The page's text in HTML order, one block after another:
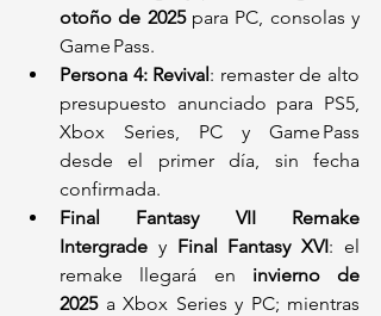
otoño de 2025 para PC, consolas y
Game Pass.
Persona 4: Revival: remaster de alto
presupuesto anunciado para PS5,
Xbox Series, PC y Game Pass
desde el primer día, sin fecha
confirmada.
Final Fantasy VII Remake
Intergrade y Final Fantasy XVI: el
remake llegará en invierno de
2025 a Xbox Series y PC; mientras